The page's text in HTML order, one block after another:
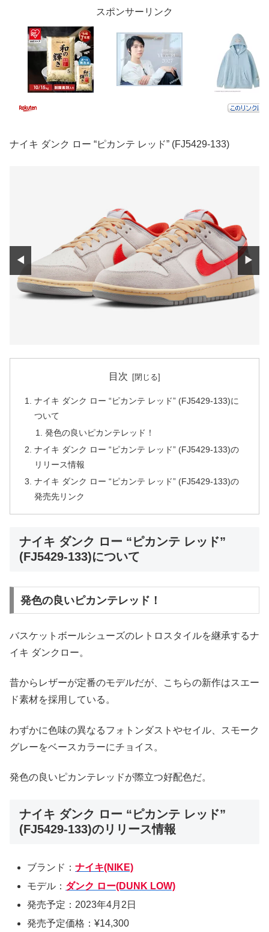
スポンサーリンク
ナイキ ダンク ロー “ピカンテ レッド” (FJ5429-133)
◀ ▶
目次
ナイキ ダンク ロー “ピカンテ レッド” (FJ5429-133)に
ついて
発色の良いピカンテレッド！
ナイキ ダンク ロー “ピカンテ レッド” (FJ5429-133)の
リリース情報
ナイキ ダンク ロー “ピカンテ レッド” (FJ5429-133)の
発売先リンク
ナイキ ダンク ロー “ピカンテ レッド”
(FJ5429-133)について
発色の良いピカンテレッド！
バスケットボールシューズのレトロスタイルを継承するナ
イキ ダンクロー。
昔からレザーが定番のモデルだが、こちらの新作はスエー
ド素材を採用している。
わずかに色味の異なるフォトンダストやセイル、スモーク
グレーをベースカラーにチョイス。
発色の良いピカンテレッドが際立つ好配色だ。
ナイキ ダンク ロー “ピカンテ レッド”
(FJ5429-133)のリリース情報
ブランド：ナイキ(NIKE)
モデル： ダンク ロー(DUNK LOW)
発売予定：2023年4月2日
発売予定価格：¥14,300